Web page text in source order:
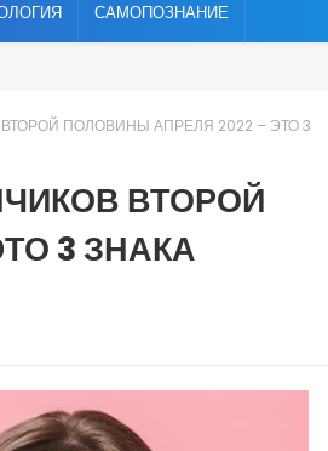
САМОПОЗНАНИЕ
ПОЛОВИНЫ АПРЕЛЯ 2022 – ЭТО 3
ВТОРОЙ
3 ЗНАКА